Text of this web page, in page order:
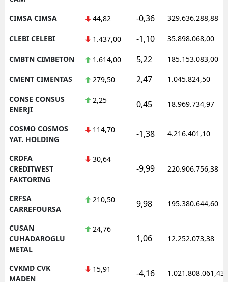
CIMSA CIMSA 44,82 -0,36 329.636.288,88
CLEBI CELEBI 1.437,00 -1,10 35.898.068,00
CMBTN CIMBETON 1.614,00 5,22 185.153.083,00
CMENT CIMENTAS 279,50 2,47 1.045.824,50
CONSE CONSUS
ENERJI
2,25 0,45 18.969.734,97
COSMO COSMOS
YAT. HOLDING
114,70 -1,38 4.216.401,10
CRDFA
CREDITWEST
FAKTORING
30,64
-9,99 220.906.756,38
CRFSA
CARREFOURSA
210,50 9,98 195.380.644,60
CUSAN
CUHADAROGLU
METAL
24,76
1,06 12.252.073,38
CVKMD CVK
MADEN
15,91 -4,16 1.021.808.061,43